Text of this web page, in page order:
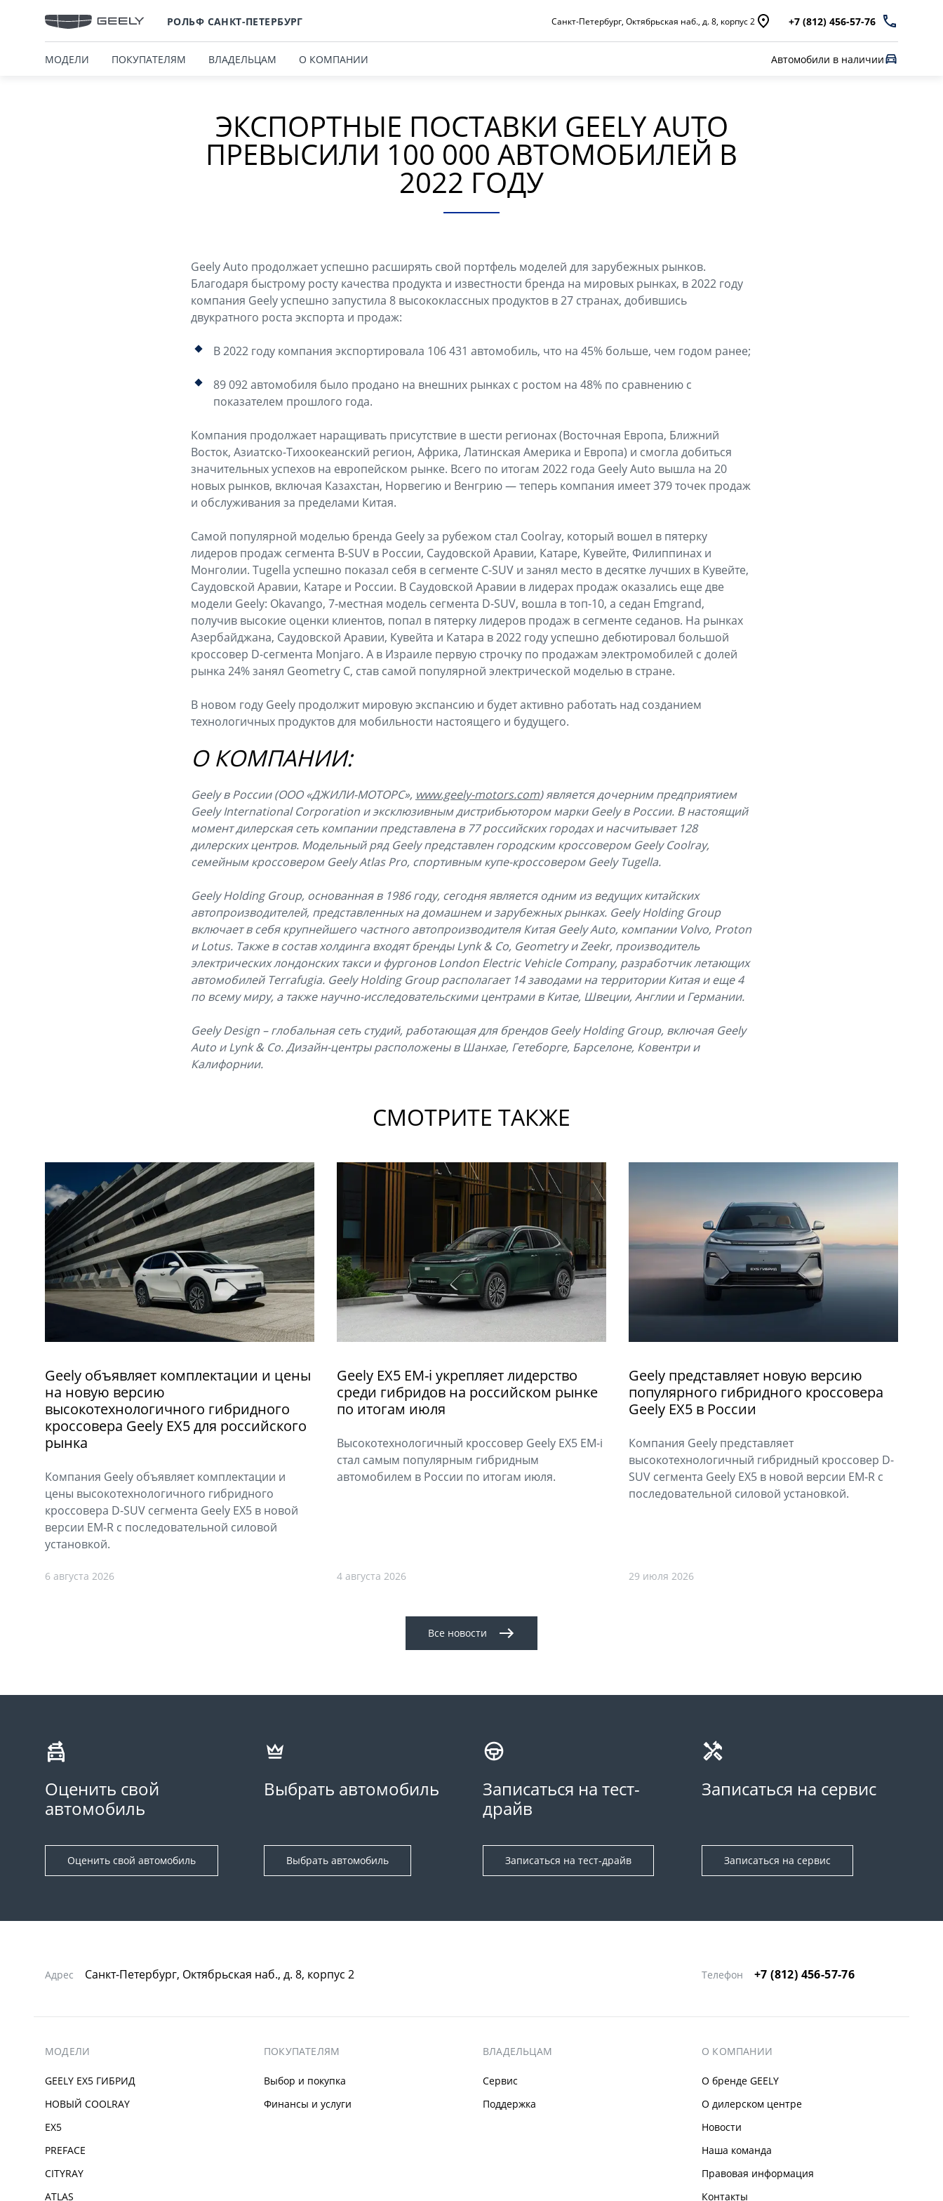
РОЛЬФ САНКТ-ПЕТЕРБУРГ Санкт-Петербург, Октябрьская наб., д. 8, корпус 2 +7 (812) 456-57-76
МОДЕЛИ ПОКУПАТЕЛЯМ ВЛАДЕЛЬЦАМ О КОМПАНИИ Автомобили в наличии
ЭКСПОРТНЫЕ ПОСТАВКИ GEELY AUTO
ПРЕВЫСИЛИ 100 000 АВТОМОБИЛЕЙ В
2022 ГОДУ
Geely Auto продолжает успешно расширять свой портфель моделей для зарубежных рынков.
Благодаря быстрому росту качества продукта и известности бренда на мировых рынках, в 2022 году
компания Geely успешно запустила 8 высококлассных продуктов в 27 странах, добившись
двукратного роста экспорта и продаж:
В 2022 году компания экспортировала 106 431 автомобиль, что на 45% больше, чем годом ранее;
89 092 автомобиля было продано на внешних рынках с ростом на 48% по сравнению с
показателем прошлого года.
Компания продолжает наращивать присутствие в шести регионах (Восточная Европа, Ближний
Восток, Азиатско-Тихоокеанский регион, Африка, Латинская Америка и Европа) и смогла добиться
значительных успехов на европейском рынке. Всего по итогам 2022 года Geely Auto вышла на 20
новых рынков, включая Казахстан, Норвегию и Венгрию — теперь компания имеет 379 точек продаж
и обслуживания за пределами Китая.
Самой популярной моделью бренда Geely за рубежом стал Coolray, который вошел в пятерку
лидеров продаж сегмента B-SUV в России, Саудовской Аравии, Катаре, Кувейте, Филиппинах и
Монголии. Tugella успешно показал себя в сегменте C-SUV и занял место в десятке лучших в Кувейте,
Саудовской Аравии, Катаре и России. В Саудовской Аравии в лидерах продаж оказались еще две
модели Geely: Okavango, 7-местная модель сегмента D-SUV, вошла в топ-10, а седан Emgrand,
получив высокие оценки клиентов, попал в пятерку лидеров продаж в сегменте седанов. На рынках
Азербайджана, Саудовской Аравии, Кувейта и Катара в 2022 году успешно дебютировал большой
кроссовер D-сегмента Monjaro. А в Израиле первую строчку по продажам электромобилей с долей
рынка 24% занял Geometry C, став самой популярной электрической моделью в стране.
В новом году Geely продолжит мировую экспансию и будет активно работать над созданием
технологичных продуктов для мобильности настоящего и будущего.
О КОМПАНИИ:
Geely в России (ООО «ДЖИЛИ-МОТОРС», www.geely-motors.com) является дочерним предприятием
Geely International Corporation и эксклюзивным дистрибьютором марки Geely в России. В настоящий
момент дилерская сеть компании представлена в 77 российских городах и насчитывает 128
дилерских центров. Модельный ряд Geely представлен городским кроссовером Geely Coolray,
семейным кроссовером Geely Atlas Pro, спортивным купе-кроссовером Geely Tugella.
Geely Holding Group, основанная в 1986 году, сегодня является одним из ведущих китайских
автопроизводителей, представленных на домашнем и зарубежных рынках. Geely Holding Group
включает в себя крупнейшего частного автопроизводителя Китая Geely Auto, компании Volvo, Proton
и Lotus. Также в состав холдинга входят бренды Lynk & Co, Geometry и Zeekr, производитель
электрических лондонских такси и фургонов London Electric Vehicle Company, разработчик летающих
автомобилей Terrafugia. Geely Holding Group располагает 14 заводами на территории Китая и еще 4
по всему миру, а также научно-исследовательскими центрами в Китае, Швеции, Англии и Германии.
Geely Design – глобальная сеть студий, работающая для брендов Geely Holding Group, включая Geely
Auto и Lynk & Co. Дизайн-центры расположены в Шанхае, Гетеборге, Барселоне, Ковентри и
Калифорнии.
СМОТРИТЕ ТАКЖЕ
Geely объявляет комплектации и цены
на новую версию
высокотехнологичного гибридного
кроссовера Geely EX5 для российского
рынка
Компания Geely объявляет комплектации и
цены высокотехнологичного гибридного
кроссовера D-SUV сегмента Geely EX5 в новой
версии EM-R с последовательной силовой
установкой.
6 августа 2026
Geely EX5 EM-i укрепляет лидерство
среди гибридов на российском рынке
по итогам июля
Высокотехнологичный кроссовер Geely EX5 EM-i
стал самым популярным гибридным
автомобилем в России по итогам июля.
4 августа 2026
Geely представляет новую версию
популярного гибридного кроссовера
Geely EX5 в России
Компания Geely представляет
высокотехнологичный гибридный кроссовер D-
SUV сегмента Geely EX5 в новой версии EM-R с
последовательной силовой установкой.
29 июля 2026
Все новости
Оценить свой
автомобиль
Оценить свой автомобиль
Выбрать автомобиль
Выбрать автомобиль
Записаться на тест-
драйв
Записаться на тест-драйв
Записаться на сервис
Записаться на сервис
Адрес Санкт-Петербург, Октябрьская наб., д. 8, корпус 2 Телефон +7 (812) 456-57-76
МОДЕЛИ
GEELY EX5 ГИБРИД
НОВЫЙ COOLRAY
EX5
PREFACE
CITYRAY
ATLAS
ПОКУПАТЕЛЯМ
Выбор и покупка
Финансы и услуги
ВЛАДЕЛЬЦАМ
Сервис
Поддержка
О КОМПАНИИ
О бренде GEELY
О дилерском центре
Новости
Наша команда
Правовая информация
Контакты